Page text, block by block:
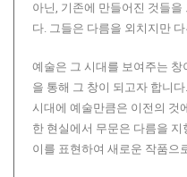
아닌, 기존에 만들어진 것들
다. 그들은 다름을 외치지만
예술은 그 시대를 보여주는 창
을 통해 그 창이 되고자 합니
시대에 예술만큼은 이전의 것
한 현실에서 무문은 다름을
이를 표현하여 새로운 작품으